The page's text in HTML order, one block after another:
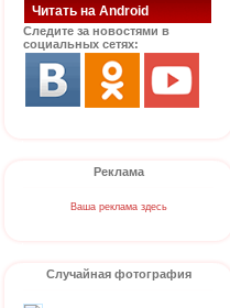
Читать на Android
Следите за новостями в
социальных сетях:
Реклама
Ваша реклама здесь
Случайная фотография